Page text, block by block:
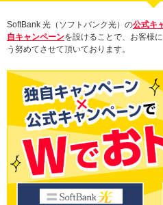
SoftBank 光（ソフトバンク光）の公式キ
自キャンペーンを設けることで、お客様
う努めてさせて頂いております。